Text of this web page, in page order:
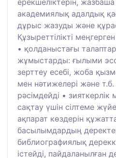
академиялық адалдық
дұрыс жазуды және
Құзыреттілікті
• қолданыстағы
жұмыстарды: ғылыми
зерттеу есебі, жоба
мен нәтижелері және
рәсімдейді •
сақтау үшін сілтеме
ақпарат көздерін
басылымдардың
библиографиялық
істейді, пайдаланылған